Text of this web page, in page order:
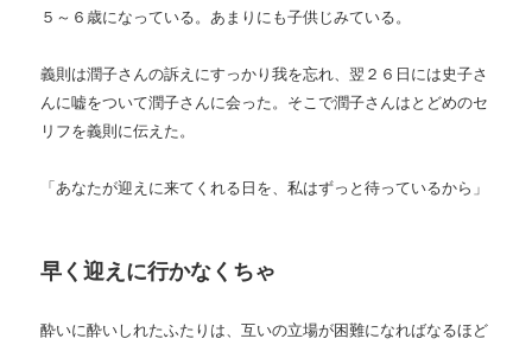
５～６歳になっている。あまりにも子供じみている。
義則は潤子さんの訴えにすっかり我を忘れ、翌２６日には史子さ
んに嘘をついて潤子さんに会った。そこで潤子さんはとどめのセ
リフを義則に伝えた。
「あなたが迎えに来てくれる日を、私はずっと待っているから」
早く迎えに行かなくちゃ
酔いに酔いしれたふたりは、互いの立場が困難になればなるほど